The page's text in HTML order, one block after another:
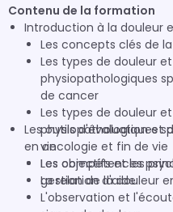
Contenu de la formation
Introduction à la douleur
Les concepts clés de
Les types de douleur
physiopathologiques
de cancer
Les types de douleur
physiopathologiques
vie
Les objectifs et les
gestion de la douleur
Les outils d'évaluation et de prise en charge de la douleur
en oncologie et fin de vie
Les compétences
La relation d'aide
L'observation et